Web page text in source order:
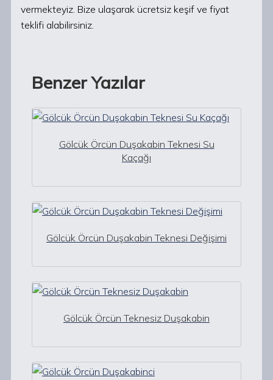
vermekteyiz. Bize ulaşarak ücretsiz keşif ve fiyat
teklifi alabilirsiniz.
Benzer Yazılar
Gölcük Örcün Duşakabin Teknesi Su
Kaçağı
Gölcük Örcün Duşakabin Teknesi Değişimi
Gölcük Örcün Teknesiz Duşakabin